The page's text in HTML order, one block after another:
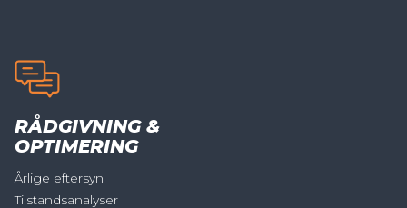
RÅDGIVNING &
OPTIMERING
Årlige eftersyn
Tilstandsanalyser